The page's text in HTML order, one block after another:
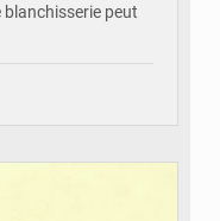
peut